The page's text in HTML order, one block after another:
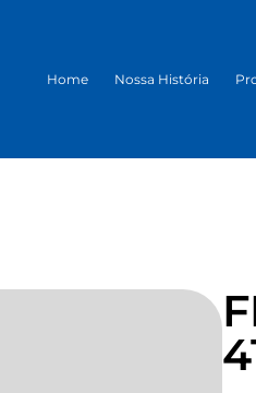
Home Nossa História